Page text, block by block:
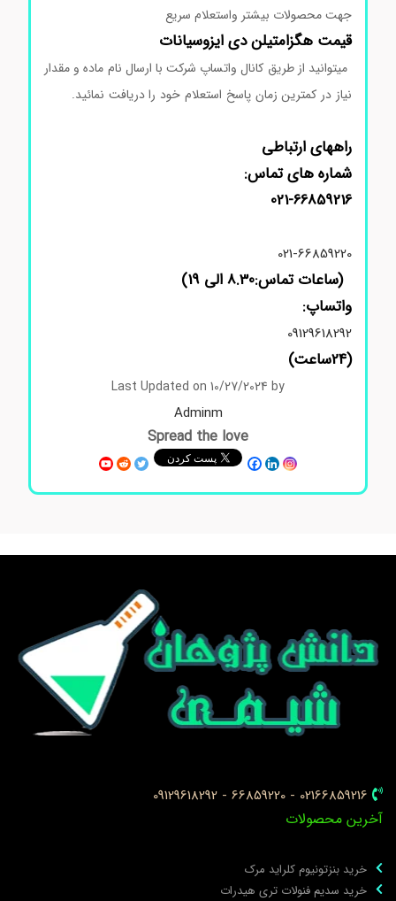
جهت محصولات بیشتر واستعلام سریع
قیمتهگزامتیلندی ایزوسیانات
میتوانید از طریق کانال واتساپ شرکت با ارسال نام ماده و مقدار
نیاز در کمترین زمان پاسخ استعلام خود را دریافت نمائید.آمینو
راههای ارتباطی
شماره های تماس:
021-66859216
021-66859220
(ساعات تماس:8.30 الی 19)
واتساپ:
09129618292
Last Updated on 10/27/2024 by
Adminm
Spread the love
02166859216 - 66859220 - 09129618292
محصولات
خرید بنزتونیوم کلراید مرک
خرید سدیم فنولات تری هیدرات